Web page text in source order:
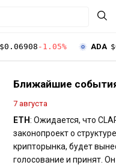
$0.06908 -1.05% ADA
Ближайшие
7 августа
ETH: Ожидается, что
законопроект о структуре
крипторынка, будет
голосование и принят. Он